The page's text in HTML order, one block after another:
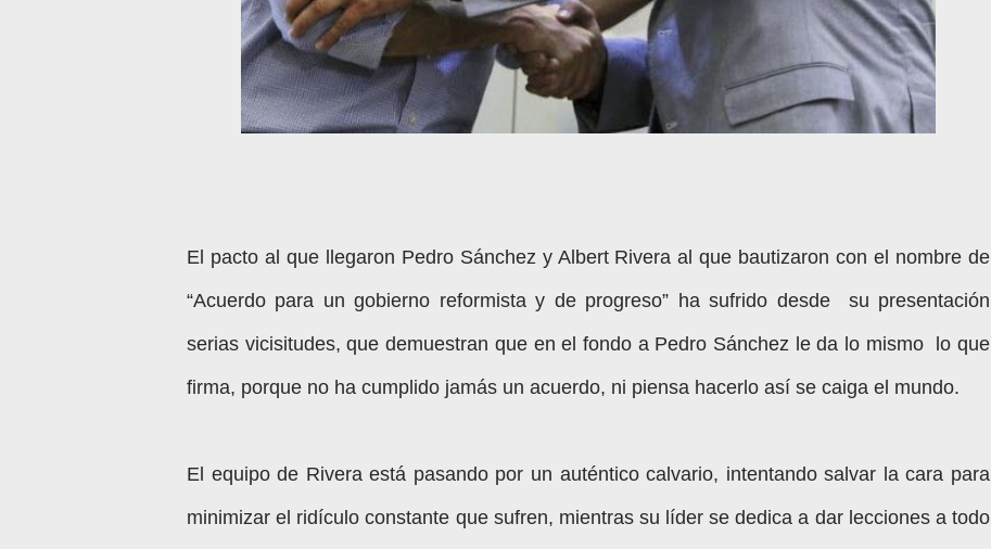
El pacto al que llegaron Pedro Sánchez y Albert Rivera al que bautizaron con el nombre de
“Acuerdo para un gobierno reformista y de progreso” ha sufrido desde su presentación
serias vicisitudes, que demuestran que en el fondo a Pedro Sánchez le da lo mismo lo que
firma, porque no ha cumplido jamás un acuerdo, ni piensa hacerlo así se caiga el mundo.
El equipo de Rivera está pasando por un auténtico calvario, intentando salvar la cara para
minimizar el ridículo constante que sufren, mientras su líder se dedica a dar lecciones a todo